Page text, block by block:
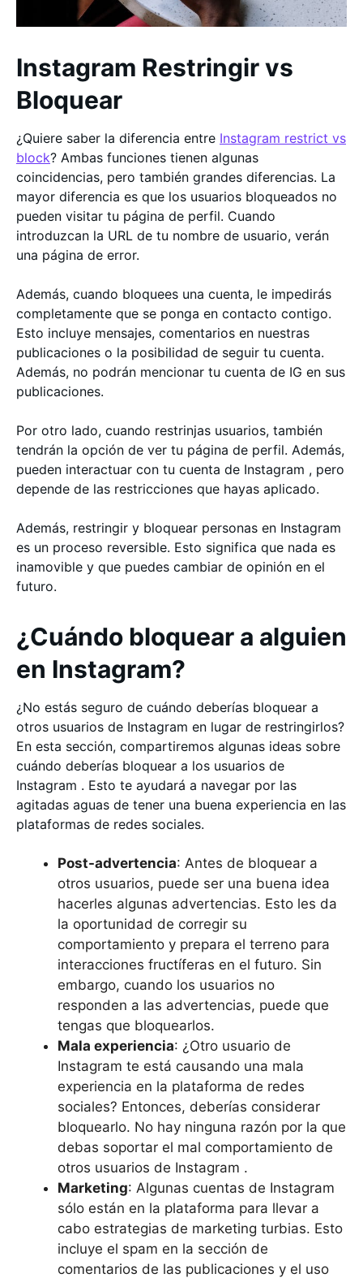
Instagram Restringir vs
Bloquear
¿Quiere saber la diferencia entre Instagram restrict vs
block? Ambas funciones tienen algunas
coincidencias, pero también grandes diferencias. La
mayor diferencia es que los usuarios bloqueados no
pueden visitar tu página de perfil. Cuando
introduzcan la URL de tu nombre de usuario, verán
una página de error.
Además, cuando bloquees una cuenta, le impedirás
completamente que se ponga en contacto contigo.
Esto incluye mensajes, comentarios en nuestras
publicaciones o la posibilidad de seguir tu cuenta.
Además, no podrán mencionar tu cuenta de IG en sus
publicaciones.
Por otro lado, cuando restrinjas usuarios, también
tendrán la opción de ver tu página de perfil. Además,
pueden interactuar con tu cuenta de Instagram , pero
depende de las restricciones que hayas aplicado.
Además, restringir y bloquear personas en Instagram
es un proceso reversible. Esto significa que nada es
inamovible y que puedes cambiar de opinión en el
futuro.
¿Cuándo bloquear a alguien
en Instagram?
¿No estás seguro de cuándo deberías bloquear a
otros usuarios de Instagram en lugar de restringirlos?
En esta sección, compartiremos algunas ideas sobre
cuándo deberías bloquear a los usuarios de
Instagram . Esto te ayudará a navegar por las
agitadas aguas de tener una buena experiencia en las
plataformas de redes sociales.
Post-advertencia: Antes de bloquear a
otros usuarios, puede ser una buena idea
hacerles algunas advertencias. Esto les da
la oportunidad de corregir su
comportamiento y prepara el terreno para
interacciones fructíferas en el futuro. Sin
embargo, cuando los usuarios no
responden a las advertencias, puede que
tengas que bloquearlos.
Mala experiencia: ¿Otro usuario de
Instagram te está causando una mala
experiencia en la plataforma de redes
sociales? Entonces, deberías considerar
bloquearlo. No hay ninguna razón por la que
debas soportar el mal comportamiento de
otros usuarios de Instagram .
Marketing: Algunas cuentas de Instagram
sólo están en la plataforma para llevar a
cabo estrategias de marketing turbias. Esto
incluye el spam en la sección de
comentarios de las publicaciones y el uso